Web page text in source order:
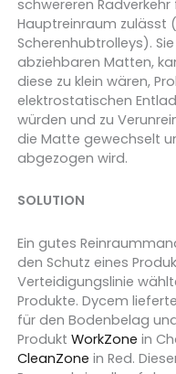
schwereren
Hauptreinraum zulässt
Scherenhubtrolleys).
abziehbaren Matten,
diese zu klein wären,
elektrostatischen
würden und zu
die Matte gewechselt
abgezogen wird.
SOLUTION
Ein gutes
den Schutz eines
Verteidigungslinie
Produkte. Dycem
für den Bodenbelag
Produkt WorkZone in
CleanZone in Red.